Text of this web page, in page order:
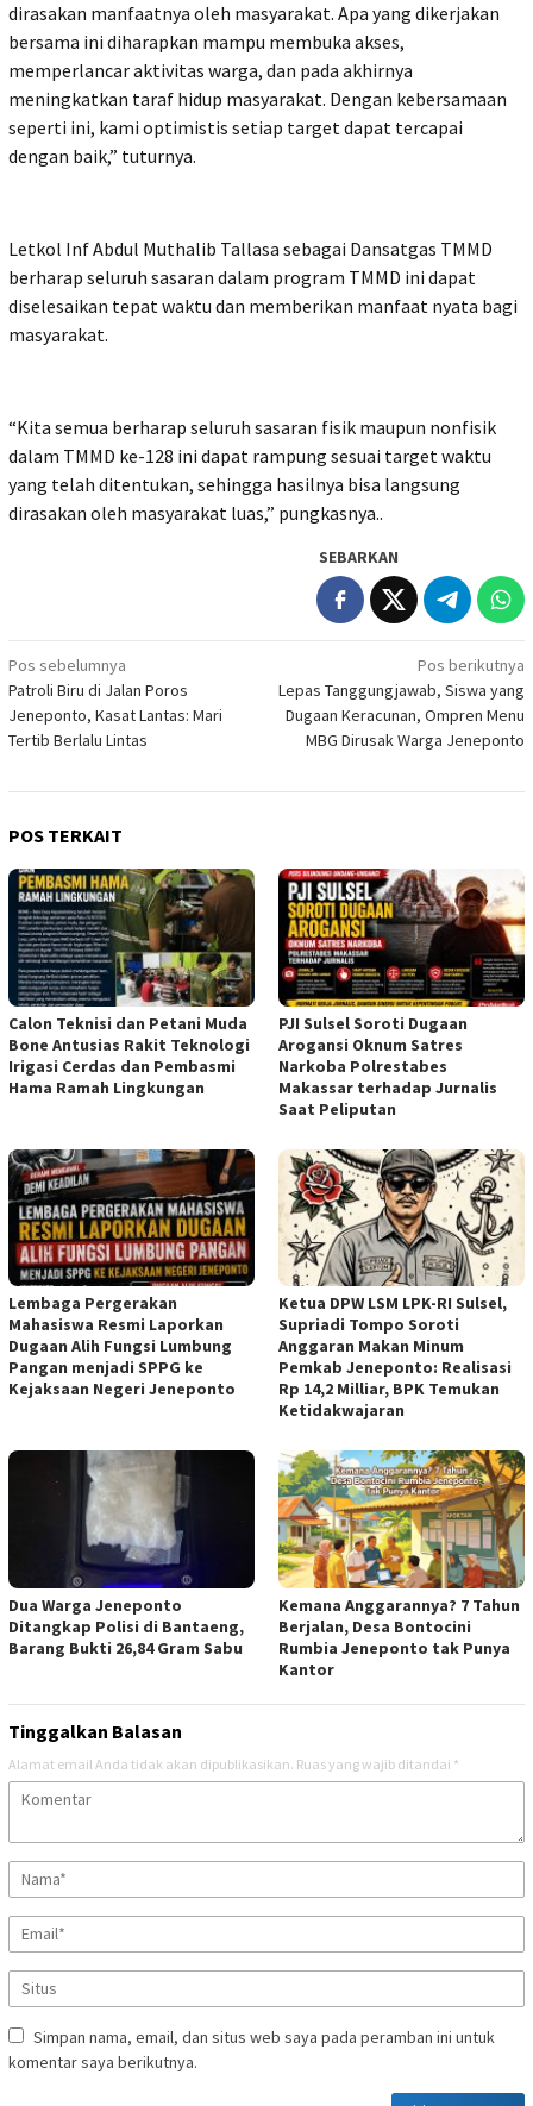
dirasakan manfaatnya oleh masyarakat. Apa yang dikerjakan
bersama ini diharapkan mampu membuka akses,
memperlancar aktivitas warga, dan pada akhirnya
meningkatkan taraf hidup masyarakat. Dengan kebersamaan
seperti ini, kami optimistis setiap target dapat tercapai
dengan baik,” tuturnya.
Letkol Inf Abdul Muthalib Tallasa sebagai Dansatgas TMMD
berharap seluruh sasaran dalam program TMMD ini dapat
diselesaikan tepat waktu dan memberikan manfaat nyata bagi
masyarakat.
“Kita semua berharap seluruh sasaran fisik maupun nonfisik
dalam TMMD ke-128 ini dapat rampung sesuai target waktu
yang telah ditentukan, sehingga hasilnya bisa langsung
dirasakan oleh masyarakat luas,” pungkasnya..
SEBARKAN
Navigasi
pos
Pos sebelumnya
Patroli Biru di Jalan Poros
Jeneponto, Kasat Lantas: Mari
Tertib Berlalu Lintas
Pos berikutnya
Lepas Tanggungjawab, Siswa yang
Dugaan Keracunan, Ompren Menu
MBG Dirusak Warga Jeneponto
POS TERKAIT
Calon Teknisi dan Petani Muda
Bone Antusias Rakit Teknologi
Irigasi Cerdas dan Pembasmi
Hama Ramah Lingkungan
PJI Sulsel Soroti Dugaan
Arogansi Oknum Satres
Narkoba Polrestabes
Makassar terhadap Jurnalis
Saat Peliputan
Lembaga Pergerakan
Mahasiswa Resmi Laporkan
Dugaan Alih Fungsi Lumbung
Pangan menjadi SPPG ke
Kejaksaan Negeri Jeneponto
Ketua DPW LSM LPK-RI Sulsel,
Supriadi Tompo Soroti
Anggaran Makan Minum
Pemkab Jeneponto: Realisasi
Rp 14,2 Milliar, BPK Temukan
Ketidakwajaran
Dua Warga Jeneponto
Ditangkap Polisi di Bantaeng,
Barang Bukti 26,84 Gram Sabu
Kemana Anggarannya? 7 Tahun
Berjalan, Desa Bontocini
Rumbia Jeneponto tak Punya
Kantor
Tinggalkan Balasan
Alamat email Anda tidak akan dipublikasikan. Ruas yang wajib ditandai *
Simpan nama, email, dan situs web saya pada peramban ini untuk
komentar saya berikutnya.